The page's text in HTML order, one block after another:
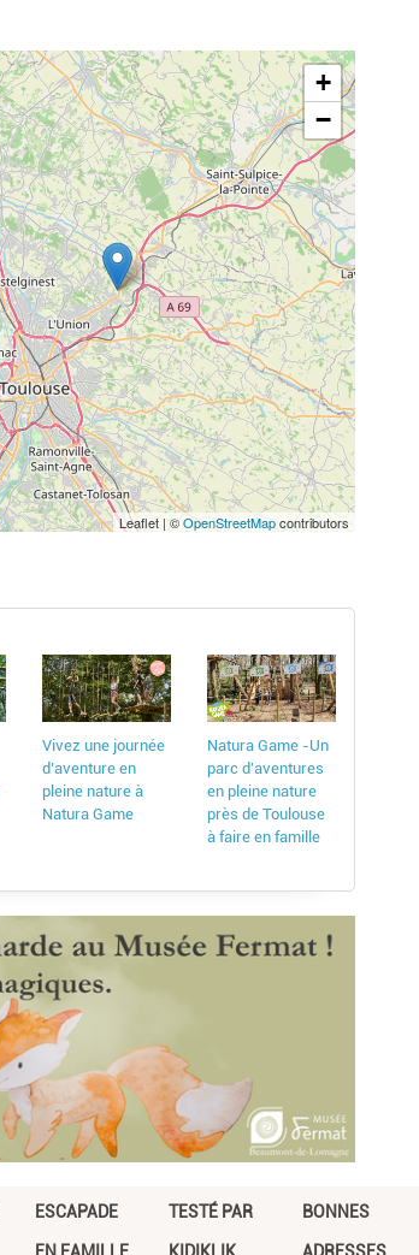
+
−
Leaflet | ©OpenStreetMapcontributors
Vivez une journée
d’aventure en
pleine nature à
Natura Game
Natura Game -Un
parc d'aventures
en pleine nature
près de Toulouse
à faire en famille
ESCAPADE TESTÉ PAR BONNES